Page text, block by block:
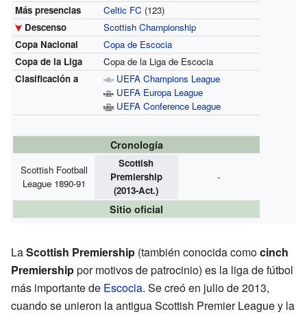
Más presencias
Celtic FC (123)
Descenso
Scottish Championship
Copa Nacional
Copa de Escocia
Copa de la Liga
Copa de la Liga de Escocia
Clasificación a
UEFA Champions League
UEFA Europa League
UEFA Conference League
Cronología
Scottish Football
League 1890-91
Scottish
Premiership
(2013-Act.)
-
Sitio oficial
LaScottish Premiership (también conocida comocinch
Premiershippor motivos de patrocinio) es la liga de fútbol
más importante de Escocia. Se creó en julio de 2013,
cuando se unieron la antigua Scottish Premier League y la